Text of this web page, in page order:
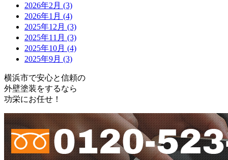
2026年2月 (3)
2026年1月 (4)
2025年12月 (3)
2025年11月 (3)
2025年10月 (4)
2025年9月 (3)
横浜市で安心と信頼の
外壁塗装をするなら
功栄にお任せ！